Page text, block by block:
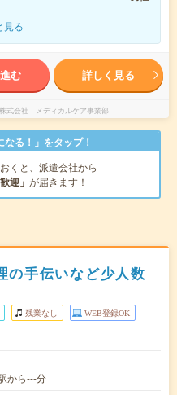
見る
む 詳しく見る
式会社 メディカルケア事業部
る！」をタップ！
くと、派遣会社から
迎」 が届きます！
の手伝いなど少人数
残業なし WEB登録OK
から---分